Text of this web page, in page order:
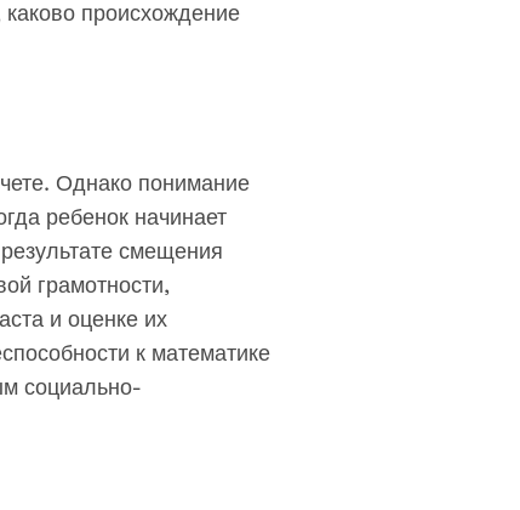
происхождение
Однако понимание
ребенок начинает
смещения
грамотности,
и оценке их
к математике
социально-